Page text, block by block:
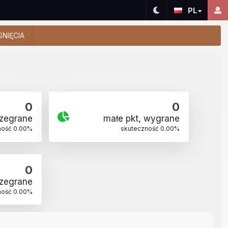
PL
0
0.00%
0
małe pkt, wygrane
skuteczność 0.00%
0
0.00%